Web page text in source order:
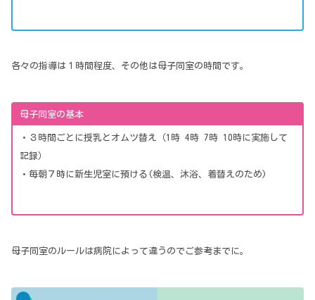
各々の指導は１時間程度、その他は母子同室の時間です。
母子同室の基本
・３時間ごとに授乳とオムツ替え（1時 4時 7時 10時に実施して
記録）
・毎朝７時に新生児室に預ける(検温、沐浴、着替えのため)
母子同室のルールは病院によって違うのでご参考までに。